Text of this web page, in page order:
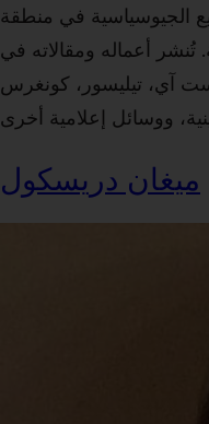
الجيوسياسية في منطقة
تُنشر أعماله ومقالاته في
آي، تيليسور، كونغرس
ميغان دريسكول